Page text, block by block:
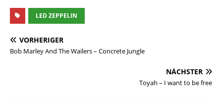
LED ZEPPELIN
VORHERIGER
Bob Marley And The Wailers – Concrete Jungle
NÄCHSTER
Toyah – I want to be free